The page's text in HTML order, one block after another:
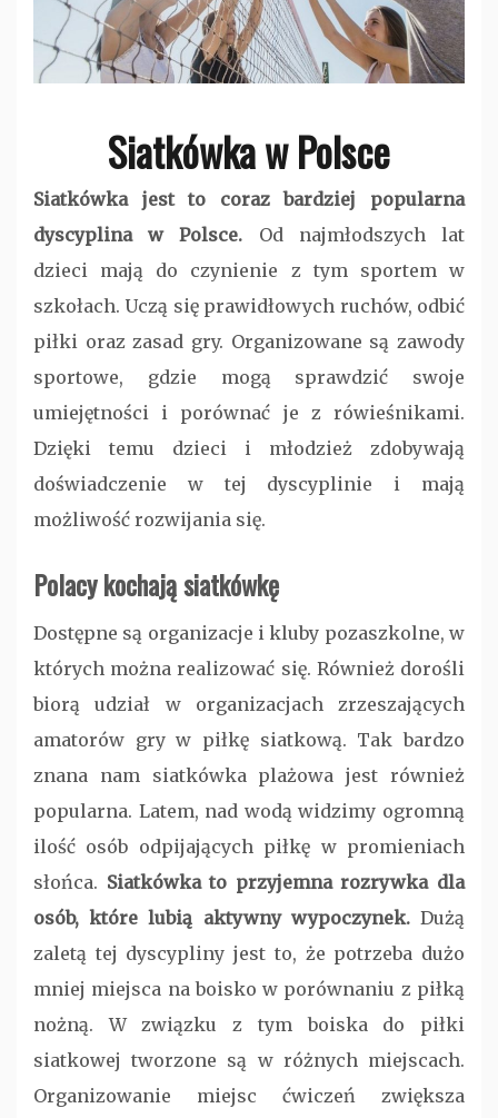
Siatkówka w Polsce
Siatkówka jest to coraz bardziej popularna
dyscyplina w Polsce. Od najmłodszych lat
dzieci mają do czynienie z tym sportem w
szkołach. Uczą się prawidłowych ruchów, odbić
piłki oraz zasad gry. Organizowane są zawody
sportowe, gdzie mogą sprawdzić swoje
umiejętności i porównać je z rówieśnikami.
Dzięki temu dzieci i młodzież zdobywają
doświadczenie w tej dyscyplinie i mają
możliwość rozwijania się.
Polacy kochają siatkówkę
Dostępne są organizacje i kluby pozaszkolne, w
których można realizować się. Również dorośli
biorą udział w organizacjach zrzeszających
amatorów gry w piłkę siatkową. Tak bardzo
znana nam siatkówka plażowa jest również
popularna. Latem, nad wodą widzimy ogromną
ilość osób odpijających piłkę w promieniach
słońca. Siatkówka to przyjemna rozrywka dla
osób, które lubią aktywny wypoczynek.Dużą
zaletą tej dyscypliny jest to, że potrzeba dużo
mniej miejsca na boisko w porównaniu z piłką
nożną. W związku z tym boiska do piłki
siatkowej tworzone są w różnych miejscach.
Organizowanie miejsc ćwiczeń zwiększa